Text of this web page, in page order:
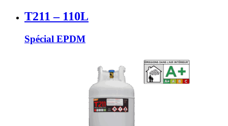
T211 – 110L
Spécial EPDM